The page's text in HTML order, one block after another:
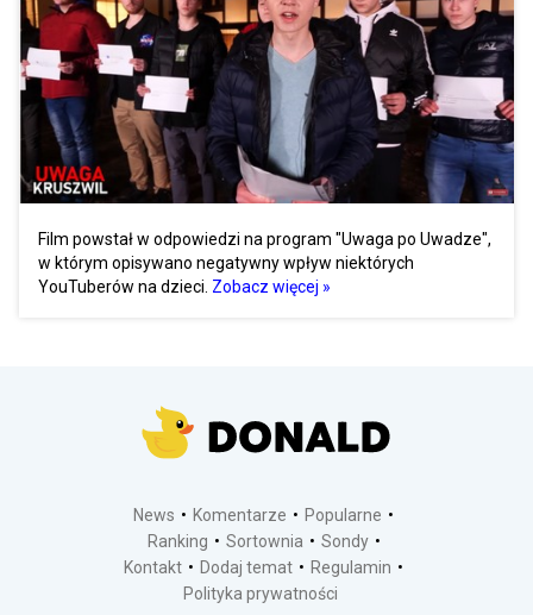
Film powstał w odpowiedzi na program "Uwaga po Uwadze",
w którym opisywano negatywny wpływ niektórych
YouTuberów na dzieci. Zobacz więcej »
News Komentarze
Popularne
Ranking
Sortownia
Sondy
Kontakt
Dodaj temat
Regulamin
Polityka prywatności